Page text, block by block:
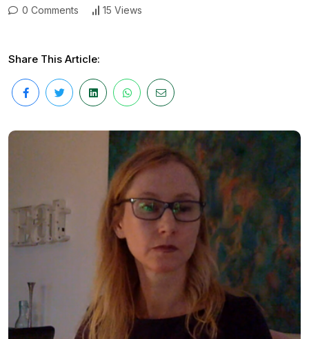
0 Comments
15 Views
Share This Article: